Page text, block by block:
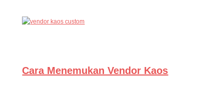
Cara Menemukan Vendor Kaos